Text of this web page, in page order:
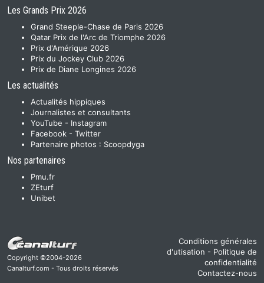
Les Grands Prix 2026
Grand Steeple-Chase de Paris 2026
Qatar Prix de l'Arc de Triomphe 2026
Prix d'Amérique 2026
Prix du Jockey Club 2026
Prix de Diane Longines 2026
Les actualités
Actualités hippiques
Journalistes et consultants
YouTube - Instagram
Facebook - Twitter
Partenaire photos : Scoopdyga
Nos partenaires
Pmu.fr
ZEturf
Unibet
Copyright ©2004-2026
Canalturf.com - Tous droits réservés
Conditions générales
d'utisation - Politique de
confidentialité
Contactez-nous